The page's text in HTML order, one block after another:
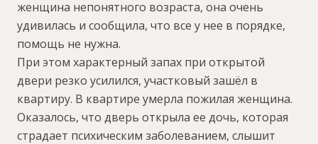
женщина непонятного возраста, она очень
удивилась и сообщила, что все у нее в порядке,
помощь не нужна.
При этом характерный запах при открытой
двери резко усилился, участковый зашёл в
квартиру. В квартире умерла пожилая женщина.
Оказалось, что дверь открыла ее дочь, которая
страдает психическим заболеванием, слышит